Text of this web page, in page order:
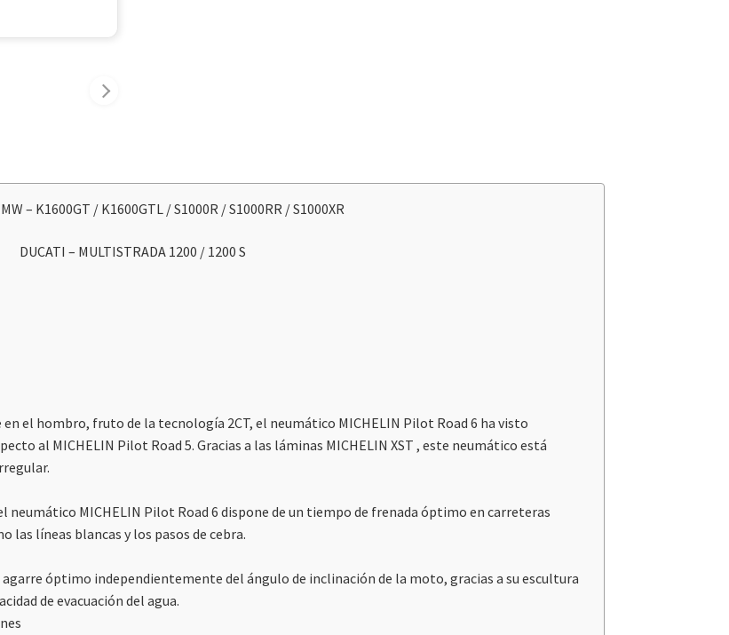
– K1600GT / K1600GTL / S1000R / S1000RR / S1000XR
DUCATI – MULTISTRADA 1200 / 1200 S
el hombro, fruto de la tecnología 2CT, el neumático MICHELIN Pilot Road 6 ha visto
al MICHELIN Pilot Road 5. Gracias a las láminas MICHELIN XST , este neumático está
neumático MICHELIN Pilot Road 6 dispone de un tiempo de frenada óptimo en carreteras
las líneas blancas y los pasos de cebra.
óptimo independientemente del ángulo de inclinación de la moto, gracias a su escultura
de evacuación del agua.